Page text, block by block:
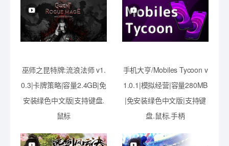
巫师之昆特牌:流浪法师 v1.
0.3|卡牌策略|容量2.4GB|免
安装绿色中文版|支持键盘.
鼠标
手机大亨/Mobiles Tycoon v
1.0.1|模拟经营|容量280MB
|免安装绿色中文版|支持键
盘.鼠标.手柄